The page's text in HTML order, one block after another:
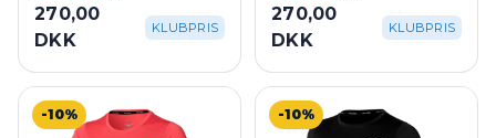
270,00
DKK
KLUBPRIS
270,00
DKK
KLUBPRIS
-10% -10%